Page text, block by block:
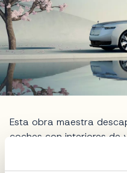
Esta obra maestra
coches con interiores de
mezcla de pieles
meticulosamente